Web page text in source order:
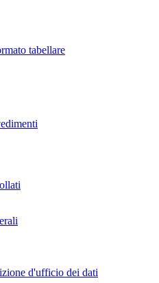
tabellare
d'ufficio dei dati